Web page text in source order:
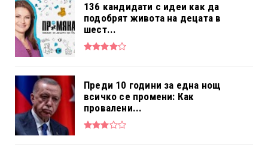
136 кандидати с идеи как да
подобрят живота на децата в
шест...
Преди 10 години за една нощ
всичко се промени: Как
провалени...